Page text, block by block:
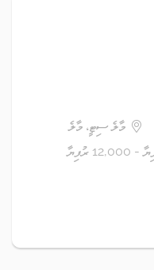
މާލެ ސިޓީ، މާލެ